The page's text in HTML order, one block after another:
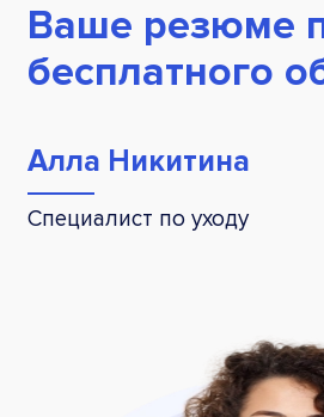
Ваше резюме
бесплатного
Алла Никитина
Специалист по уходу